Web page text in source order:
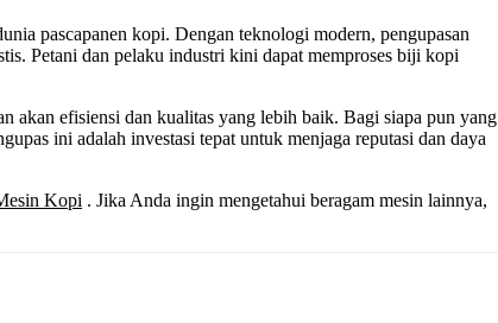
pascapanen kopi. Dengan teknologi modern, pengupasan
Petani dan pelaku industri kini dapat memproses biji kopi
akan efisiensi dan kualitas yang lebih baik. Bagi siapa pun yang
ini adalah investasi tepat untuk menjaga reputasi dan daya
Kopi . Jika Anda ingin mengetahui beragam mesin lainnya,